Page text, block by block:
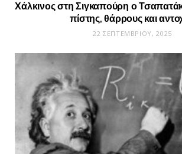
Χάλκινος στη Σιγκαπούρη ο
πίστης, θάρρους και
22 ΣΕΠΤΕΜΒΡΊΟΥ, 2025